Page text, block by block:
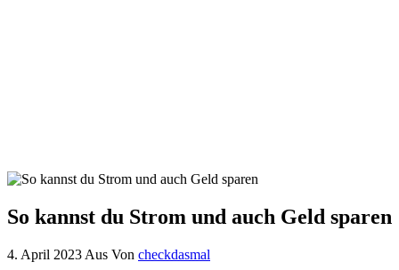
So kannst du Strom und auch Geld sparen
4. April 2023 Aus Von checkdasmal